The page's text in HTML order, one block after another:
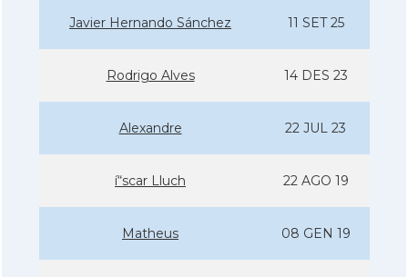
Javier Hernando Sánchez 11 SET 25
Rodrigo Alves 14 DES 23
Alexandre 22 JUL 23
í“scar Lluch 22 AGO 19
Matheus 08 GEN 19